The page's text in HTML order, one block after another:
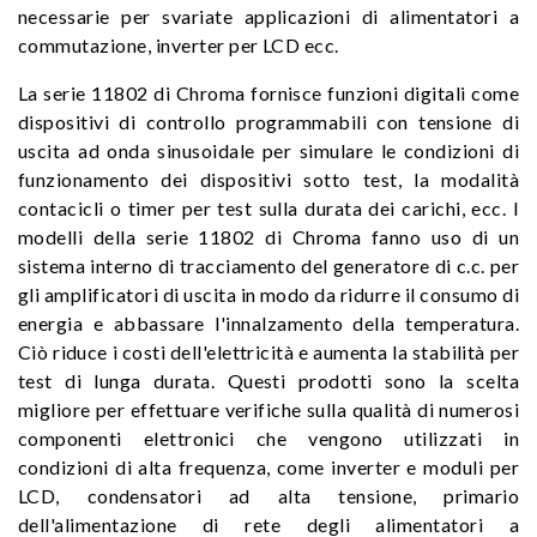
necessarie per svariate applicazioni di alimentatori a
commutazione, inverter per LCD ecc.
La serie 11802 di Chroma fornisce funzioni digitali come
dispositivi di controllo programmabili con tensione di
uscita ad onda sinusoidale per simulare le condizioni di
funzionamento dei dispositivi sotto test, la modalità
contacicli o timer per test sulla durata dei carichi, ecc. I
modelli della serie 11802 di Chroma fanno uso di un
sistema interno di tracciamento del generatore di c.c. per
gli amplificatori di uscita in modo da ridurre il consumo di
energia e abbassare l'innalzamento della temperatura.
Ciò riduce i costi dell'elettricità e aumenta la stabilità per
test di lunga durata. Questi prodotti sono la scelta
migliore per effettuare verifiche sulla qualità di numerosi
componenti elettronici che vengono utilizzati in
condizioni di alta frequenza, come inverter e moduli per
LCD, condensatori ad alta tensione, primario
dell'alimentazione di rete degli alimentatori a